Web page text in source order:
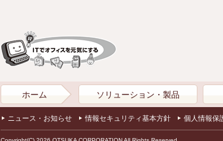
ホーム ソリューション・製品
ニュース・お知らせ 情報セキュリティ基本方針 個人情報保